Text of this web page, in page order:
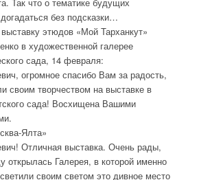
без подсказки…
этюдов «Мой Тарханкут»
в художественной галерее
сада, 14 февраля:
огромное спасибо Вам за радость,
своим творчеством на выставке в
сада! Восхищена Вашими
Ялта»
Отличная выставка. Очень рады,
открылась Галерея, в которой именно
своим светом это дивное место